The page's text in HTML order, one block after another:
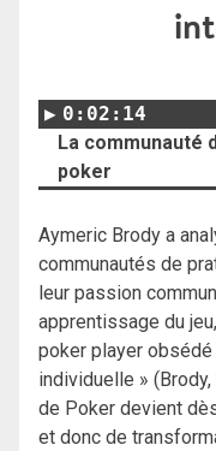
0:02:14
La communauté
poker
Aymeric Brody a
communautés de
leur passion
apprentissage du
poker player obsédé
individuelle »
de Poker devient
et donc de